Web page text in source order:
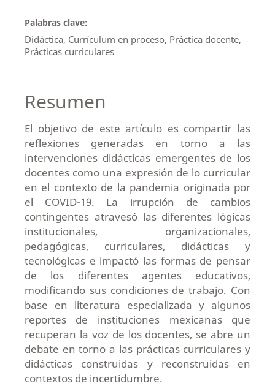
Palabras clave:
Didáctica, Currículum en proceso, Práctica docente,
Prácticas curriculares
Resumen
El objetivo de este artículo es compartir las
reflexiones generadas en torno a las
intervenciones didácticas emergentes de los
docentes como una expresión de lo curricular
en el contexto de la pandemia originada por
el COVID-19. La irrupción de cambios
contingentes atravesó las diferentes lógicas
institucionales, organizacionales,
pedagógicas, curriculares, didácticas y
tecnológicas e impactó las formas de pensar
de los diferentes agentes educativos,
modificando sus condiciones de trabajo. Con
base en literatura especializada y algunos
reportes de instituciones mexicanas que
recuperan la voz de los docentes, se abre un
debate en torno a las prácticas curriculares y
didácticas construidas y reconstruidas en
contextos de incertidumbre.